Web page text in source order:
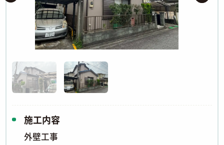
施工内容
外壁工事